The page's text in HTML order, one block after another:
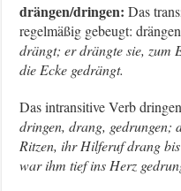
drängen/dringen: Das
regelmäßig gebeugt:
drängt; er drängte sie, zum
die Ecke gedrängt.
Das intransitive Verb
dringen, drang, gedrungen;
Ritzen, ihr Hilferuf drang
war ihm tief ins Herz